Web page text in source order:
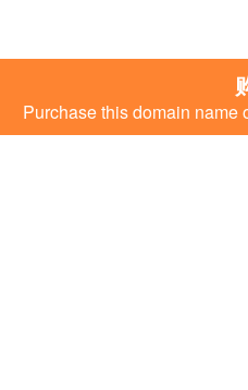
Purchase this domain name